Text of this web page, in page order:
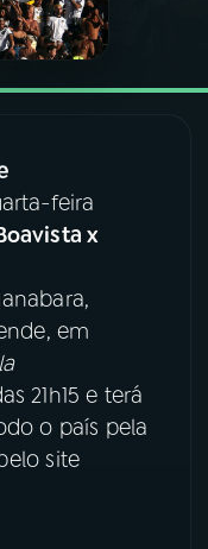
feira
x
em
21h15 e terá
o país pela
site